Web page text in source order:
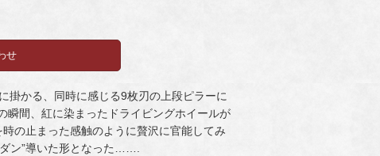
掛かる、同時に感じる9枚刃の上段ピラーに
瞬間、紅に染まったドライビングホイールが
の止まった感触のように贅沢に官能してみ
ン”導いた形となった…….